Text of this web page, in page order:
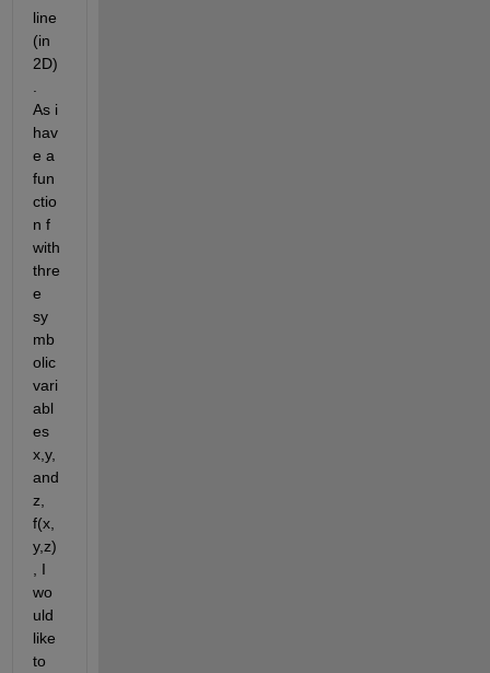
line
(in
2D)
As i
hav
e a
fun
ctio
n f
with
thre
e
sy
mb
olic
vari
abl
es
x,y,
and
z,
f(x,
y,z)
, I
wo
uld
like
to